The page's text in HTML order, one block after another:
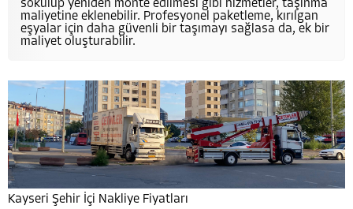
sökülüp yeniden monte edilmesi gibi hizmetler, taşınma
maliyetine eklenebilir. Profesyonel paketleme, kırılgan
eşyalar için daha güvenli bir taşımayı sağlasa da, ek bir
maliyet oluşturabilir.
Kayseri Şehir İçi Nakliye Fiyatları